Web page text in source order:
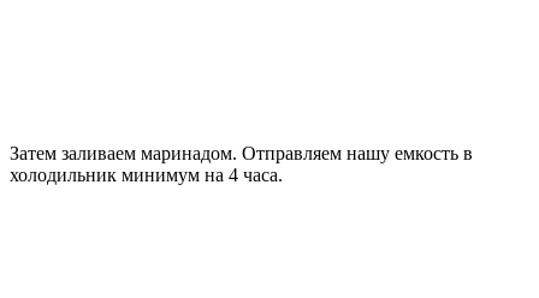
Затем заливаем маринадом. Отправляем нашу емкость в
холодильник минимум на 4 часа.